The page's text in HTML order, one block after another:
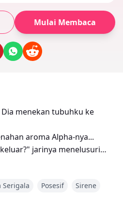
Mulai Membaca
menekan tubuhku ke
aroma Alpha-nya...
jarinya menelusuri
dengan cara yang sulit
lagi untuk dilawan.
Serigala Posesif
Sirene